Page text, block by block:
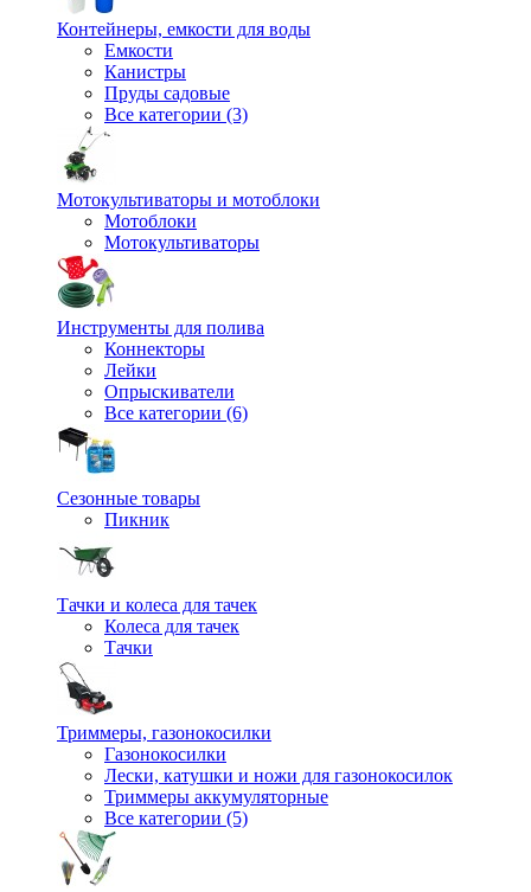
Контейнеры, емкости для воды
Емкости
Канистры
Пруды садовые
Все категории (3)
Мотокультиваторы и мотоблоки
Мотоблоки
Мотокультиваторы
Инструменты для полива
Коннекторы
Лейки
Опрыскиватели
Все категории (6)
Сезонные товары
Пикник
Тачки и колеса для тачек
Колеса для тачек
Тачки
Триммеры, газонокосилки
Газонокосилки
Лески, катушки и ножи для газонокосилок
Триммеры аккумуляторные
Все категории (5)